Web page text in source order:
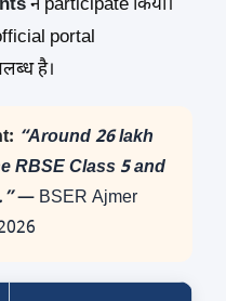
ने participate किया।
portal
है।
“Around 26 lakh
RBSE Class 5 and
— BSER Ajmer